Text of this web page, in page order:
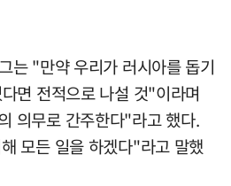
는 "만약 우리가 러시아를 돕기
면 전적으로 나설 것"이라며
의무로 간주한다"라고 했다.
모든 일을 하겠다"라고 말했